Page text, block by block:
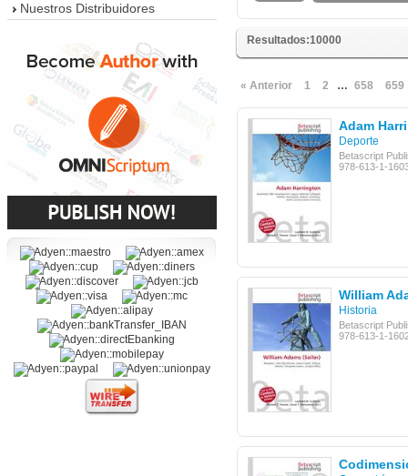
Resultados:10000
« Anterior 1 2 … 658 659
Adam
Deporte
Betascript
978-613-1-
William
Historia
Betascript
978-613-1-
Nuestros Distribuidores